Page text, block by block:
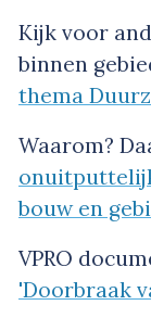
Kijk voor
binnen
thema
Waarom?
bouw en
VPRO
'Doorbraak